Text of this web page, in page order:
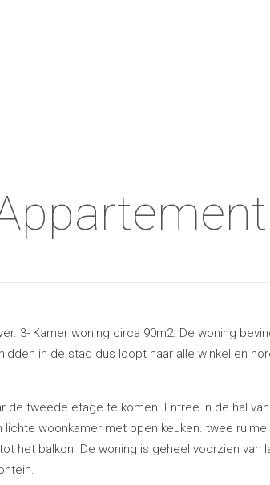
3- Kamer woning circa 90m2. De woning
in de stad dus loopt naar alle winkel en
de tweede etage te komen. Entree in de hal
woonkamer met open keuken. twee ruime
het balkon. De woning is geheel voorzien van